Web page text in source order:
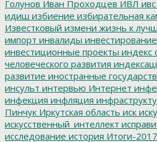
Голунов Иван Проходцев ИВЛ ивс
идиш избиение избирательная
Известковый измени жизнь к
импорт инвалиды инвестирование
инвестиционные проекты индекс
человеческого развития
развитие иностранные
инсульт интервью Интернет
инфекция инфляция
Пинчук Иркутская область иск
искусственный_интеллект
исследование история Итоги-2017